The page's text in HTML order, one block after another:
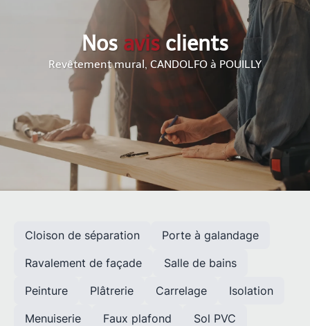
Revêtement mural, CANDOLFO à POUILLY
Nos avisclients
Cloison de séparation
Porte à galandage
Ravalement de façade
Salle de bains
Peinture
Plâtrerie Carrelage
Isolation
Menuiserie
Faux plafond
Sol PVC